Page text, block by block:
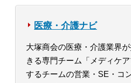
医療・介護ナビ
大塚商会の医療・介護業界
きる専門チーム「メディケ
するチームの営業・SE・コ